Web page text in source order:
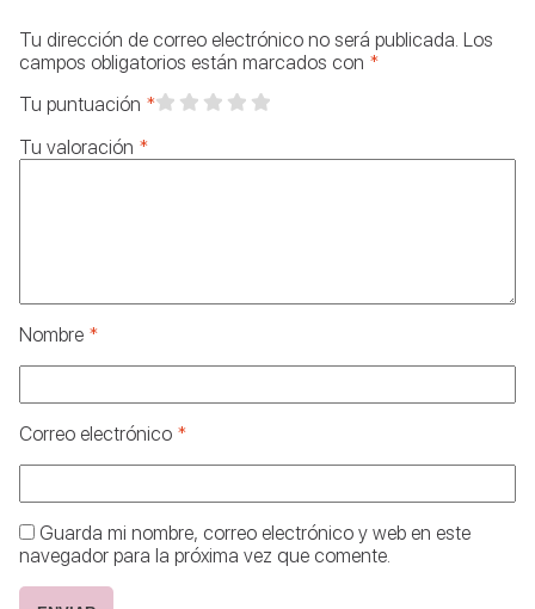
Tu dirección de correo electrónico no será publicada. Los
campos obligatorios están marcados con *
Tu puntuación *
Tu valoración *
Nombre *
Correo electrónico *
Guarda mi nombre, correo electrónico y web en este
navegador para la próxima vez que comente.